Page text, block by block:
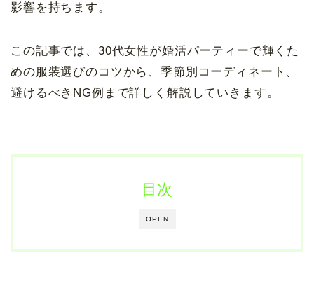
影響を持ちます。
この記事では、30代女性が婚活パーティーで輝くた
めの服装選びのコツから、季節別コーディネート、
避けるべきNG例まで詳しく解説していきます。
OPEN
目次